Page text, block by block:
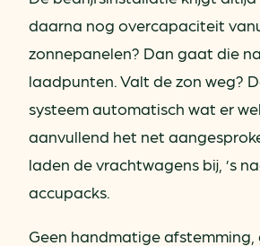
daarna nog overcapaciteit
zonnepanelen? Dan gaat die
laadpunten. Valt de zon weg?
systeem automatisch wat er
aanvullend het net
laden de vrachtwagens bij, ’s
accupacks.
Geen handmatige afstemming,